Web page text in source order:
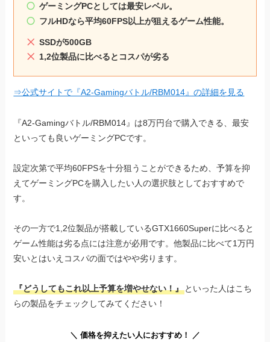
ゲーミングPCとしては最安レベル。
フルHDなら平均60FPS以上が狙えるゲーム性能。
SSDが500GB
1,2位製品に比べるとコスパが劣る
⇒公式サイトで『A2-Gamingバトル/RBM014』の詳細を見る
『A2-Gamingバトル/RBM014』は8万円台で購入できる、最安
といっても良いゲーミングPCです。
設定次第で平均60FPSを十分狙うことができるため、予算を抑
えてゲーミングPCを購入したい人の選択肢としておすすめで
す。
その一方で1,2位製品が搭載しているGTX1660Superに比べると
ゲーム性能は劣る点には注意が必用です。他製品に比べて1万円
安いとはいえコスパの面ではやや劣ります。
『どうしてもこれ以上予算を増やせない！』 といった人はこち
らの製品をチェックしてみてください！
＼ 価格を抑えたい人におすすめ！ ／